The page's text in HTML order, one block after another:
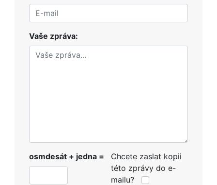
Vaše zpráva:
osmdesát + jedna =
Chcete zaslat kopii
této zprávy do e-
mailu?